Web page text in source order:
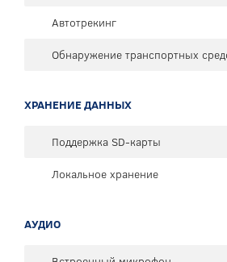
Автотрекинг
Обнаружение транспортных
ХРАНЕНИЕ ДАННЫХ
Поддержка SD-карты
Локальное хранение
АУДИО